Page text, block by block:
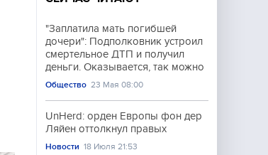
"Заплатила мать погибшей
дочери": Подполковник устроил
смертельное ДТП и получил
деньги. Оказывается, так можно
Общество 23 Мая 08:00
UnHerd: орден Европы фон дер
Ляйен оттолкнул правых
Новости 18 Июля 21:53